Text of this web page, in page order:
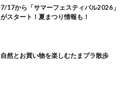
7/17から「サマーフェスティバル2026」
がスタート！夏まつり情報も！
自然とお買い物を楽しむたまプラ散歩